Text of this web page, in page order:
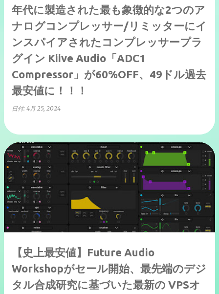
年代に製造された最も象徴的な2つのア
ナログコンプレッサー/リミッターにイ
ンスパイアされたコンプレッサープラ
グイン Kiive Audio「ADC1
Compressor」が60%OFF、49ドル過去
最安値に！！！
日付: 4月 25, 2024
【史上最安値】Future Audio
Workshopがセール開始、最先端のデジ
タル合成研究に基づいた最新の VPSオ